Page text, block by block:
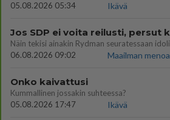
05.08.2026 05:34
Ikävä
06.08.2026 09:02
Maailman menoa
Onko kaivattusi
Kummallinen jossakin suhteessa?
05.08.2026 17:47
Ikävä